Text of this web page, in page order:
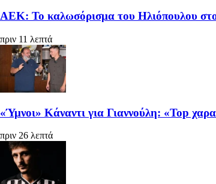
ΑΕΚ: Το καλωσόρισμα του Ηλιόπουλου
πριν 11 λεπτά
«Ύμνοι» Κάναντι για Γιαννούλη: «Top
πριν 26 λεπτά